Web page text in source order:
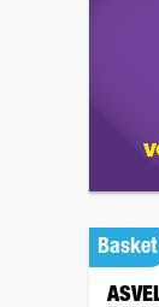
Basket